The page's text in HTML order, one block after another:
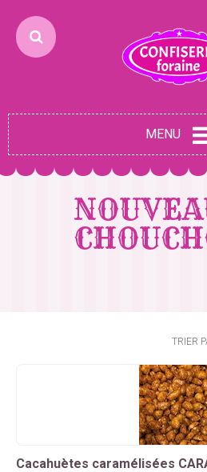
MENU
TRIER
Cacahuètes caramélisées